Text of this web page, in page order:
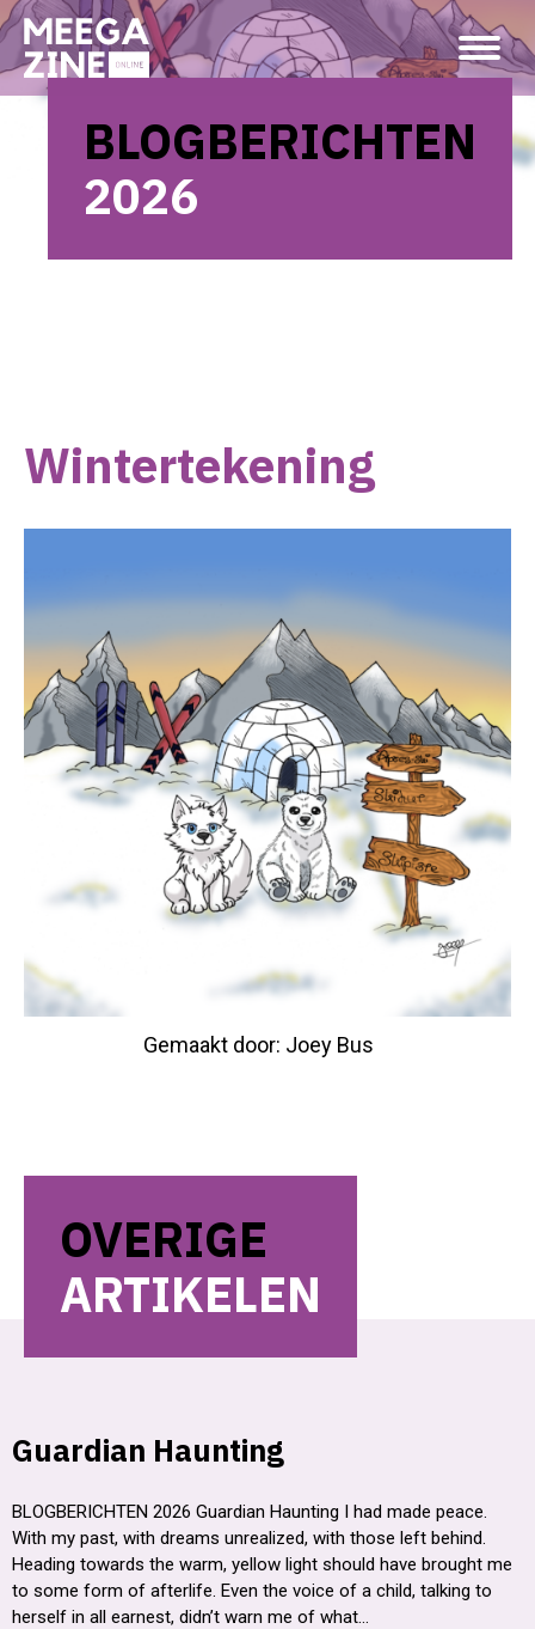
BLOGBERICHTEN
2026
Wintertekening
Gemaakt door: Joey Bus
OVERIGE
ARTIKELEN
Guardian Haunting
BLOGBERICHTEN 2026 Guardian Haunting I had made peace.
With my past, with dreams unrealized, with those left behind.
Heading towards the warm, yellow light should have brought me
to some form of afterlife. Even the voice of a child, talking to
herself in all earnest, didn’t warn me of what…